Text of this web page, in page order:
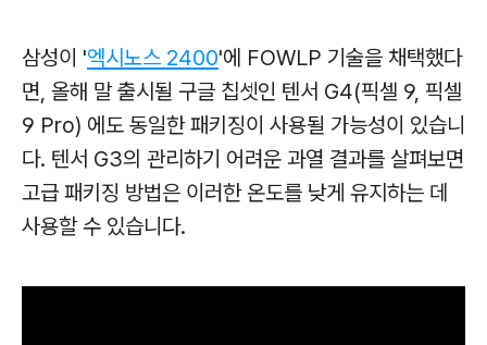
삼성이 '엑시노스 2400'에 FOWLP 기술을 채택했다
면, 올해 말 출시될 구글 칩셋인 텐서 G4(픽셀 9, 픽셀
9 Pro) 에도 동일한 패키징이 사용될 가능성이 있습니
다. 텐서 G3의 관리하기 어려운 과열 결과를 살펴보면
고급 패키징 방법은 이러한 온도를 낮게 유지하는 데
사용할 수 있습니다.